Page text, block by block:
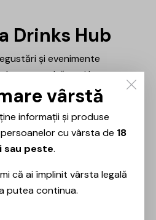
Drinks Hub
și evenimente
băuturi bune
întâlnire este o
sau alte băuturi
pe scurt pentru a
și caracterul fiecăruia.
atât pentru pasionați, cât
simplu să petreacă o seară
băuturi noi și să
sau producătorii din
vârstă
informații și produse
cu vârsta de 18
sau peste.
că ai împlinit vârsta legală
putea continua.